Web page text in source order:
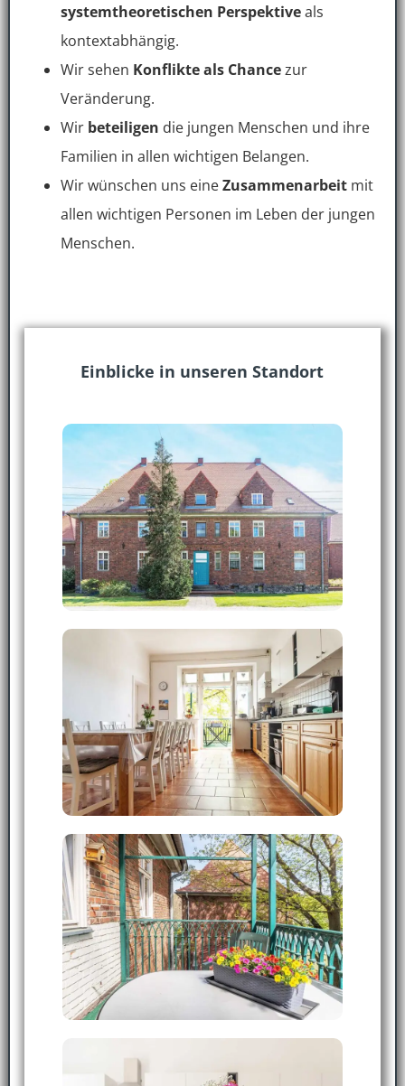
systemtheoretischen Perspektiveals
kontextabhängig.
Wir sehen Konflikte als Chancezur
Veränderung.
Wir beteiligen die jungen Menschen und ihre
Familien in allen wichtigen Belangen.
Wir wünschen uns eineZusammenarbeit mit
allen wichtigen Personen im Leben der jungen
Menschen.
Einblicke in unseren Standort